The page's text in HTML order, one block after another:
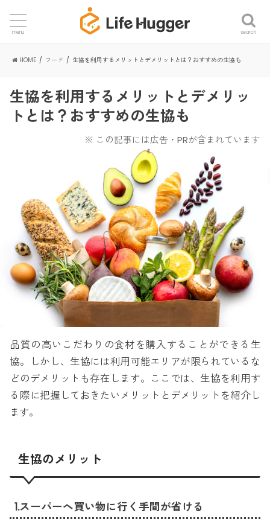
search
menu
HOME フード 生協を利用するメリットとデメリットとは？おすすめの生協も
生協を利用するメリットとデメリッ
トとは？おすすめの生協も
※ この記事には広告・PRが含まれています
品質の高いこだわりの食材を購入することができる生
協。しかし、生協には利用可能エリアが限られているな
どのデメリットも存在します。ここでは、生協を利用す
る際に把握しておきたいメリットとデメリットを紹介し
ます。
生協のメリット
1.スーパーへ買い物に行く手間が省ける